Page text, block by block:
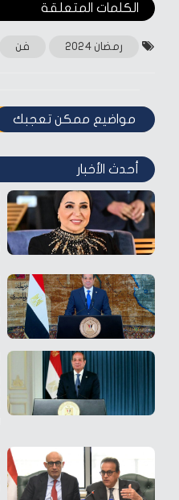
الكلمات المتعلقة‎
رمضان 2024 فن
مواضيع ممكن تعجبك
أحدث الأخبار